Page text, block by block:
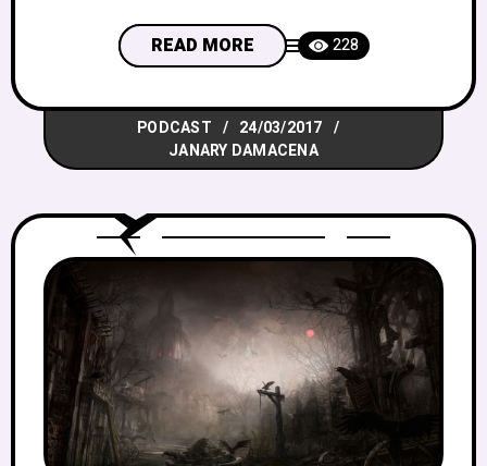
você não tenha contato com jogadores,
empresas ou comunidades de jogos
pelas redes sociais, com certeza ficou
sabendo da grande treta que está
rolando desde o começo desta semana.
READ MORE 228
PODCAST
24/03/2017
JANARY DAMACENA